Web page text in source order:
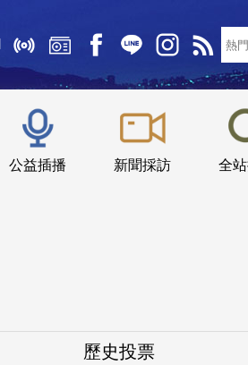
公益插播 新聞採訪 全
歷史投票